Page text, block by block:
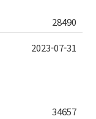
28490
34657
2023-07-31